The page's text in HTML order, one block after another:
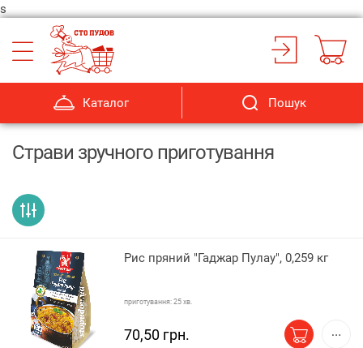
s
Каталог Пошук
Страви зручного приготування
Рис пряний "Гаджар Пулау", 0,259 кг
приготування: 25 хв.
70,50 грн.